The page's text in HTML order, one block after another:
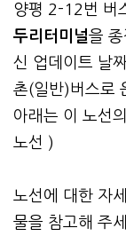
양평 2-12번 버
두리터미널을
신 업데이트 날
촌(일반)버스로
아래는 이 노선
노선 )
노선에 대한 자
물을 참고해 주세